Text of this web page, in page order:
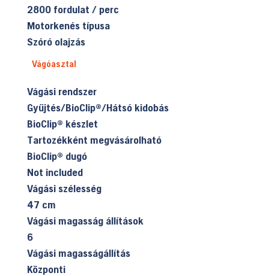
2800 fordulat / perc
Motorkenés típusa
Szóró olajzás
Vágóasztal
Vágási rendszer
Gyűjtés/BioClip®/Hátsó kidobás
BioClip® készlet
Tartozékként megvásárolható
BioClip® dugó
Not included
Vágási szélesség
47 cm
Vágási magasság állítások
6
Vágási magasságállítás
Központi